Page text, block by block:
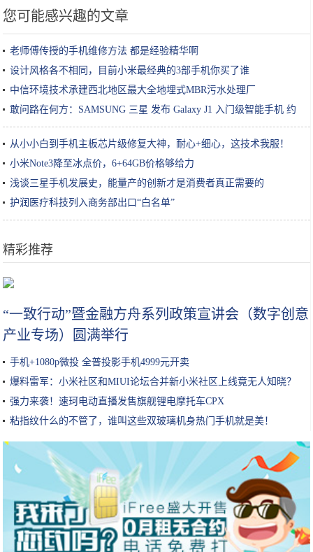
您可能感兴趣的文章
老师傅传授的手机维修方法 都是经验精华啊
设计风格各不相同，目前小米最经典的3部手机你买了谁
中信环境技术承建西北地区最大全地埋式MBR污水处理厂
敢问路在何方：SAMSUNG 三星 发布 Galaxy J1 入门级智能手机 约
895元
从小小白到手机主板芯片级修复大神，耐心+细心，这技术我服！
小米Note3降至冰点价，6+64GB价格够给力
浅谈三星手机发展史，能量产的创新才是消费者真正需要的
护润医疗科技列入商务部出口“白名单”
精彩推荐
“一致行动”暨金融方舟系列政策宣讲会（数字创意
产业专场）圆满举行
手机+1080p微投 全普投影手机4999元开卖
爆料雷军：小米社区和MIUI论坛合并新小米社区上线竟无人知晓？
强力来袭！速珂电动直播发售旗舰锂电摩托车CPX
粘指纹什么的不管了，谁叫这些双玻璃机身热门手机就是美！